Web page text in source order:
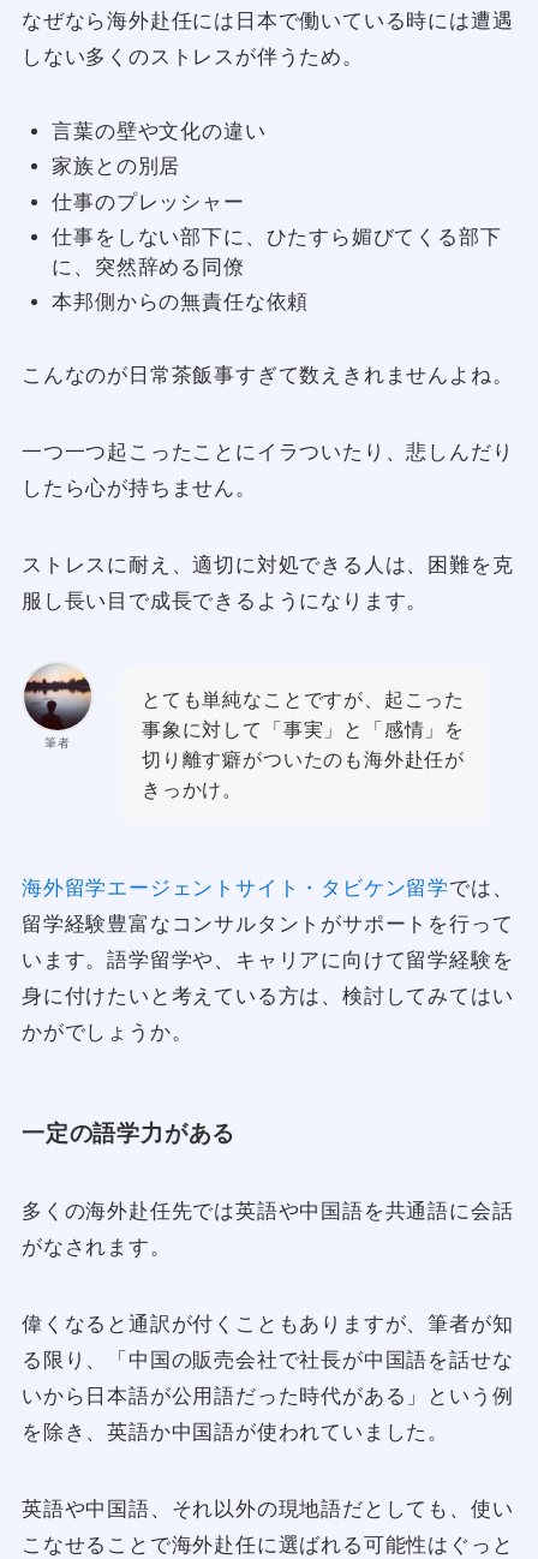
なぜなら海外赴任には日本で働いている時には遭遇
しない多くのストレスが伴うため。
言葉の壁や文化の違い
家族との別居
仕事のプレッシャー
仕事をしない部下に、ひたすら媚びてくる部下
に、突然辞める同僚
本邦側からの無責任な依頼
こんなのが日常茶飯事すぎて数えきれませんよね。
一つ一つ起こったことにイラついたり、悲しんだり
したら心が持ちません。
ストレスに耐え、適切に対処できる人は、困難を克
服し長い目で成長できるようになります。
筆者
とても単純なことですが、起こった
事象に対して「事実」と「感情」を
切り離す癖がついたのも海外赴任が
きっかけ。
海外留学エージェントサイト・タビケン留学では、
留学経験豊富なコンサルタントがサポートを行って
います。語学留学や、キャリアに向けて留学経験を
身に付けたいと考えている方は、検討してみてはい
かがでしょうか。
一定の語学力がある
多くの海外赴任先では英語や中国語を共通語に会話
がなされます。
偉くなると通訳が付くこともありますが、筆者が知
る限り、「中国の販売会社で社長が中国語を話せな
いから日本語が公用語だった時代がある」という例
を除き、英語か中国語が使われていました。
英語や中国語、それ以外の現地語だとしても、使い
こなせることで海外赴任に選ばれる可能性はぐっと